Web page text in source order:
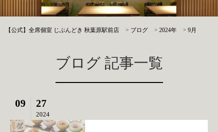
【公式】全席個室 じぶんどき 秋葉原駅前店 > ブログ >2024年 >9月
ブログ 記事一覧
09 27
2024